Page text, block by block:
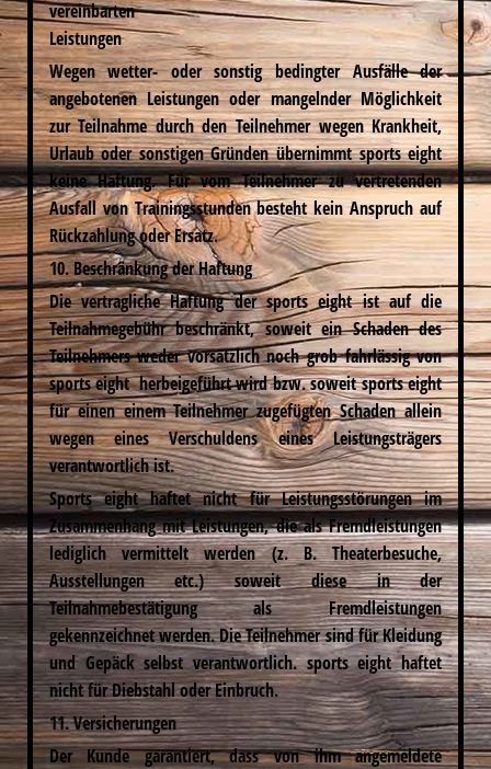
vereinbarten
Leistungen
Wegen wetter- oder sonstig bedingter Ausfälle der
angebotenen Leistungen oder mangelnder Möglichkeit
zur Teilnahme durch den Teilnehmer wegen Krankheit,
Urlaub oder sonstigen Gründen übernimmt sports eight
keine Haftung. Für vom Teilnehmer zu vertretenden
Ausfall von Trainingsstunden besteht kein Anspruch auf
Rückzahlung oder Ersatz.
10. Beschränkung der Haftung
Die vertragliche Haftung der sports eight ist auf die
Teilnahmegebühr beschränkt, soweit ein Schaden des
Teilnehmers weder vorsätzlich noch grob fahrlässig von
sports eight herbeigeführt wird bzw. soweit sports eight
für einen einem Teilnehmer zugefügten Schaden allein
wegen eines Verschuldens eines Leistungsträgers
verantwortlich ist.
Sports eight haftet nicht für Leistungsstörungen im
Zusammenhang mit Leistungen, die als Fremdleistungen
lediglich vermittelt werden (z. B. Theaterbesuche,
Ausstellungen etc.) soweit diese in der
Teilnahmebestätigung als Fremdleistungen
gekennzeichnet werden. Die Teilnehmer sind für Kleidung
und Gepäck selbst verantwortlich. sports eight haftet
nicht für Diebstahl oder Einbruch.
11. Versicherungen
Der Kunde garantiert, dass von ihm angemeldete